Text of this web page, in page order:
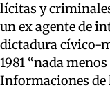
lícitas y
un ex agente de
dictadura cívico-
1981 “nada
Informaciones de